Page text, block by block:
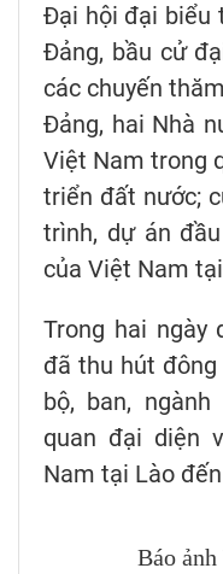
Đại hội đại biểu
Đảng, bầu cử
các chuyến
Đảng, hai Nhà
Việt Nam trong
triển đất nước;
trình, dự án
của Việt Nam
Trong hai ngày
đã thu hút
bộ, ban,
quan đại diện
Nam tại Lào
Báo